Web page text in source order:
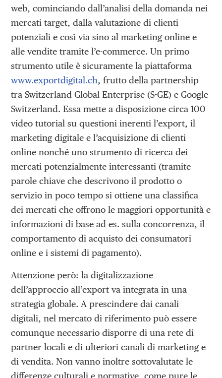
web, cominciando dall’analisi della domanda nei
mercati target, dalla valutazione di clienti
potenziali e così via sino al marketing online e
alle vendite tramite l’e-commerce. Un primo
strumento utile è sicuramente la piattaforma
www.exportdigital.ch, frutto della partnership
tra Switzerland Global Enterprise (S-GE) e Google
Switzerland. Essa mette a disposizione circa 100
video tutorial su questioni inerenti l’export, il
marketing digitale e l’acquisizione di clienti
online nonché uno strumento di ricerca dei
mercati potenzialmente interessanti (tramite
parole chiave che descrivono il prodotto o
servizio in poco tempo si ottiene una classifica
dei mercati che offrono le maggiori opportunità e
informazioni di base ad es. sulla concorrenza, il
comportamento di acquisto dei consumatori
online e i sistemi di pagamento).
Attenzione però: la digitalizzazione
dell’approccio all’export va integrata in una
strategia globale. A prescindere dai canali
digitali, nel mercato di riferimento può essere
comunque necessario disporre di una rete di
partner locali e di ulteriori canali di marketing e
di vendita. Non vanno inoltre sottovalutate le
differenze culturali e normative, come pure le